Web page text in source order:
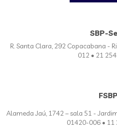
SBP-
R. Santa Clara, 292 Copacabana -
012 • 21
FSBP
Alameda Jaú, 1742 – sala 51 -
01420-006 •